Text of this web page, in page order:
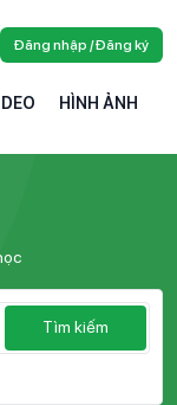
HÌNH ẢNH
Đăng nhập / Đăng ký
Tìm kiếm